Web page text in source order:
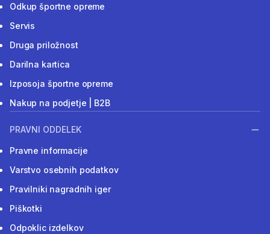
Odkup športne opreme
Servis
Druga priložnost
Darilna kartica
Izposoja športne opreme
Nakup na podjetje | B2B
PRAVNI ODDELEK
Pravne informacije
Varstvo osebnih podatkov
Pravilniki nagradnih iger
Piškotki
Odpoklic izdelkov